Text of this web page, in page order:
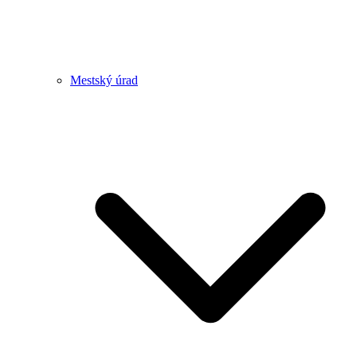
Mestský úrad